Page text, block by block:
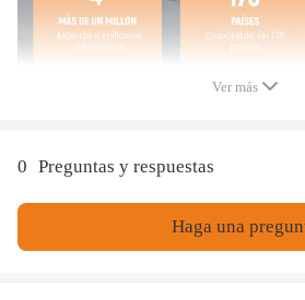
Todas las modificaciones deben ser instaladas
y cumplir con la normativa local aplicable
Ver más
0 Preguntas y respuestas
Haga una